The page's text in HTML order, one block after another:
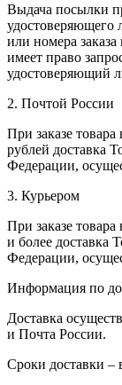
Выдача посылки
удостоверяющего
или номера
имеет право
удостоверяющий
2. Почтой России
При заказе
рублей доставка
Федерации,
3. Курьером
При заказе
и более доставка
Федерации,
Информация по
Доставка
и Почта России.
Сроки доставки –